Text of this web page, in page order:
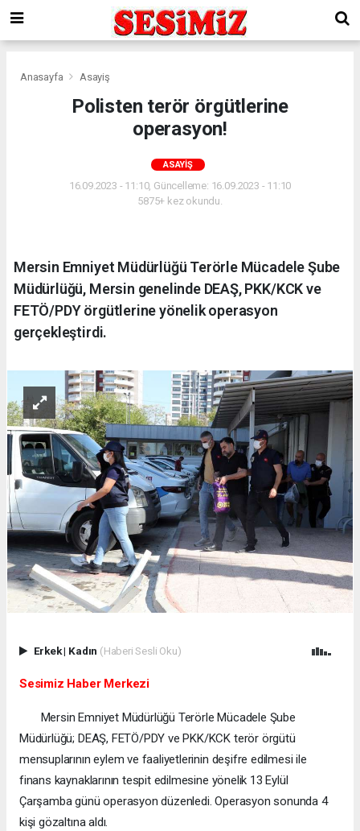
Anasayfa Asayiş
Polisten terör örgütlerine
operasyon!
ASAYIŞ
16.09.2023 - 11:10, Güncelleme: 16.09.2023 - 11:10
5875+ kez okundu.
Mersin Emniyet Müdürlüğü Terörle Mücadele Şube
Müdürlüğü, Mersin genelinde DEAŞ, PKK/KCK ve
FETÖ/PDY örgütlerine yönelik operasyon
gerçekleştirdi.
Erkek| Kadın (Haberi Sesli Oku)
Sesimiz Haber Merkezi
Mersin Emniyet Müdürlüğü Terörle Mücadele Şube
Müdürlüğü; DEAŞ, FETÖ/PDY ve PKK/KCK terör örgütü
mensuplarının eylem ve faaliyetlerinin deşifre edilmesi ile
finans kaynaklarının tespit edilmesine yönelik 13 Eylül
Çarşamba günü operasyon düzenledi. Operasyon sonunda 4
kişi gözaltına aldı.